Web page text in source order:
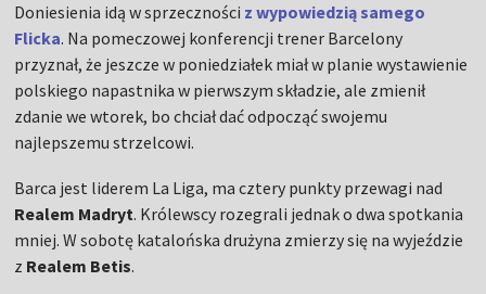
Doniesienia idą w sprzeczności z wypowiedzią samego
Flicka. Na pomeczowej konferencji trener Barcelony
przyznał, że jeszcze w poniedziałek miał w planie wystawienie
polskiego napastnika w pierwszym składzie, ale zmienił
zdanie we wtorek, bo chciał dać odpocząć swojemu
najlepszemu strzelcowi.
Barca jest liderem La Liga, ma cztery punkty przewagi nad
Realem Madryt. Królewscy rozegrali jednak o dwa spotkania
mniej. W sobotę katalońska drużyna zmierzy się na wyjeździe
z Realem Betis.